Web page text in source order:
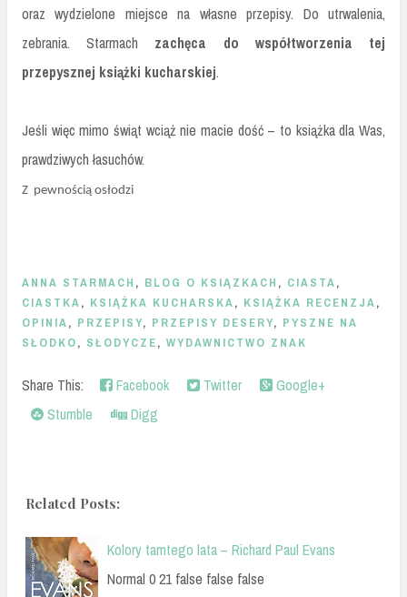
oraz wydzielone miejsce na własne przepisy. Do utrwalenia,
zebrania. Starmach zachęca do współtworzenia tej
przepysznej książki kucharskiej.
Jeśli więc mimo świąt wciąż nie macie dość – to książka dla Was,
prawdziwych łasuchów.
Z pewnością osłodzi
ANNA STARMACH , BLOG O KSIĄZKACH , CIASTA,
CIASTKA, KSIĄŻKA KUCHARSKA, KSIĄŻKA RECENZJA,
OPINIA, PRZEPISY, PRZEPISY DESERY, PYSZNE NA
SŁODKO, SŁODYCZE, WYDAWNICTWO ZNAK
Share This: Facebook Twitter
Google+
Stumble
Digg
Related Posts:
Kolory tamtego lata – Richard Paul Evans
Normal 0 21 false false false